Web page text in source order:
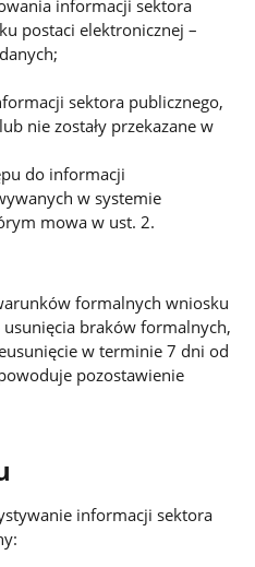
informacji sektora
postaci elektronicznej –
sektora publicznego,
nie zostały przekazane w
do informacji
w systemie
mowa w ust. 2.
formalnych wniosku
braków formalnych,
w terminie 7 dni od
pozostawienie
informacji sektora